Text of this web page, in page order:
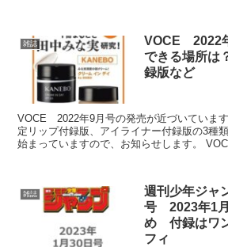
雑誌
VOCE 2022
できる場所は
録版など
VOCE 2022年9月号の発売が近づいていま
定リップ付録版、アイライナー付録版の3種
始まっていますので、お知らせします。
雑誌
週刊少年ジャ
号 2023年1
め 付録はワ
フィ